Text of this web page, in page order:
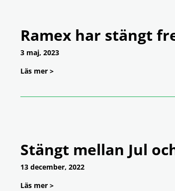
Ramex har stängt
3 maj, 2023
Läs mer >
Stängt mellan Jul
13 december, 2022
Läs mer >